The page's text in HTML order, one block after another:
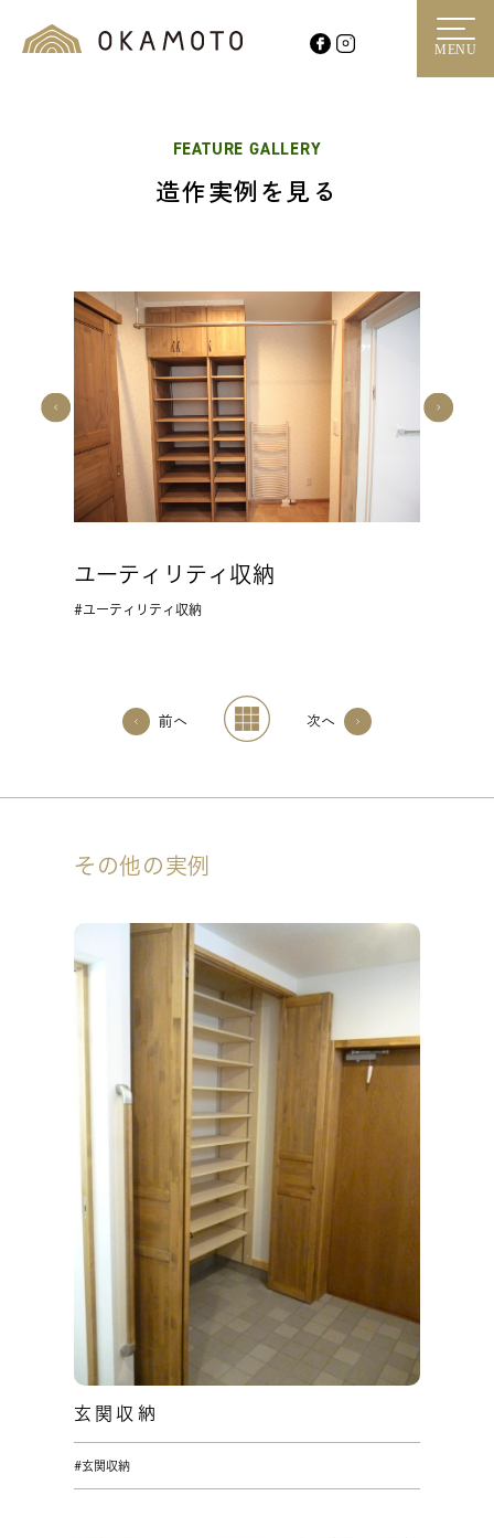
MENU
FEATURE GALLERY
造作実例を見る
ユーティリティ収納
ユーティリティ収納
前へ 次へ
その他の実例
玄関収納
#玄関収納